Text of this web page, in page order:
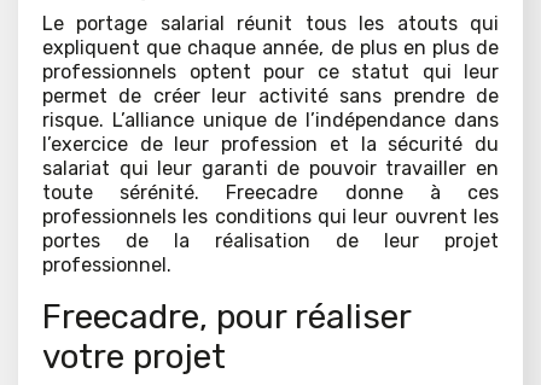
Le portage salarial réunit tous les atouts qui
expliquent que chaque année, de plus en plus de
professionnels optent pour ce statut qui leur
permet de créer leur activité sans prendre de
risque. L’alliance unique de l’indépendance dans
l’exercice de leur profession et la sécurité du
salariat qui leur garanti de pouvoir travailler en
toute sérénité. Freecadre donne à ces
professionnels les conditions qui leur ouvrent les
portes de la réalisation de leur projet
professionnel.
Freecadre, pour réaliser
votre projet